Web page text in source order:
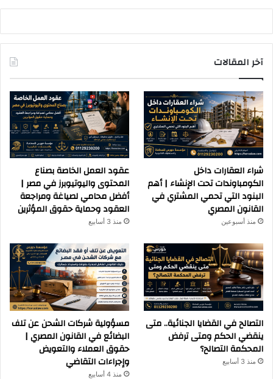
آخر المقالات
شراء العقارات داخل
الكومباوندات تحت الإنشاء | أهم
البنود التي تحمي المشتري في
القانون المصري
منذ أسبوعين
عقود العمل الخاصة بصناع
المحتوى واليوتيوبرز في مصر |
أفضل محامي لصياغة ومراجعة
العقود وحماية حقوق المؤثرين
منذ 3 أسابيع
التصالح في القضايا الجنائية.. متى
ينقضي الحكم ومتى ترفض
المحكمة التصالح؟
منذ 3 أسابيع
مسؤولية شركات الشحن عن تلف
البضائع في القانون المصري |
حقوق العملاء والتعويض
وإجراءات التقاضي
منذ 4 أسابيع